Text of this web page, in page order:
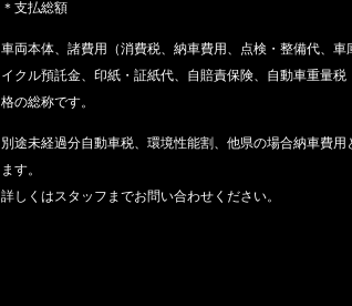
＊支払総額
車両本体、諸費用（消費税、納車費用、点検・整備代、
イクル預託金、印紙・証紙代、 自賠責保険、自動車重量税
格の総称です。
別途未経過分自動車税、環境性能割、他県の場合納車費
ます。
詳しくはスタッフまでお問い合わせください。